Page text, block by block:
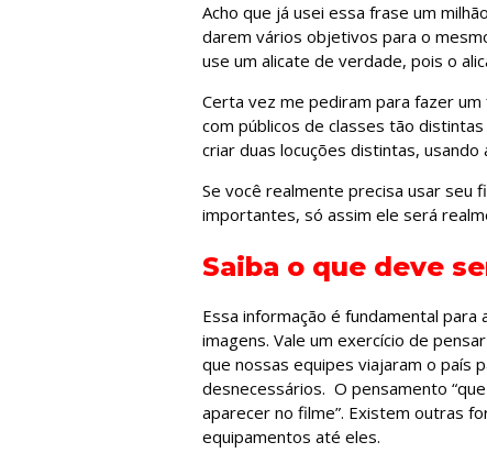
Acho que já usei essa frase um
darem vários objetivos para o
use um alicate de verdade, pois o
Certa vez me pediram para fazer
com públicos de classes tão
criar duas locuções distintas,
Se você realmente precisa usar seu
importantes, só assim ele será
Saiba o que deve
Essa informação é fundamental
imagens. Vale um exercício de
que nossas equipes viajaram o país
desnecessários. O pensamento
aparecer no filme”. Existem outras
equipamentos até eles.